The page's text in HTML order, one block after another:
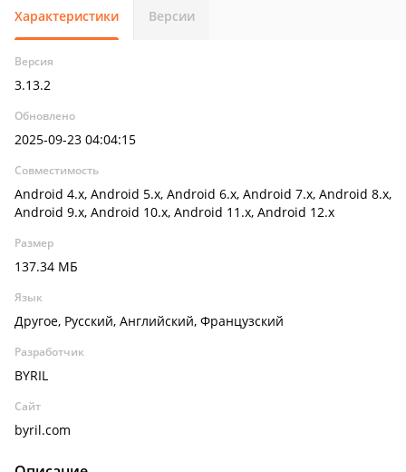
Характеристики Версии
Версия
3.13.2
Обновлено
2025-09-23 04:04:15
Совместимость
Android 4.x, Android 5.x, Android 6.x, Android 7.x, Android 8.x,
Android 9.x, Android 10.x, Android 11.x, Android 12.x
Размер
137.34 МБ
Язык
Другое, Русский, Английский, Французский
Разработчик
BYRIL
Сайт
byril.com